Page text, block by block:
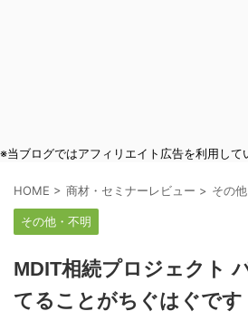
※当ブログではアフィリエイト広告を利用して
HOME > 商材・セミナーレビュー > その
その他・不明
MDIT相続プロジェクト
てることがちぐはぐです